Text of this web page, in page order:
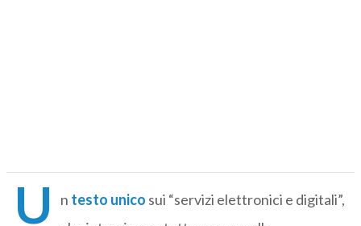
U n testo unico sui “servizi elettronici e digitali”,